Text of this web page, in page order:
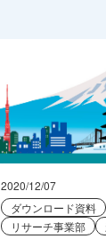
2020/12/07
ダウンロード資料
リサーチ事業部